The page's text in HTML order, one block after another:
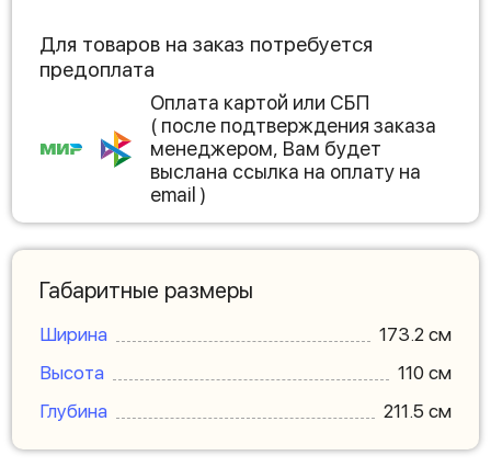
Для товаров на заказ потребуется
предоплата
Оплата картой или СБП
( после подтверждения заказа
менеджером, Вам будет
выслана ссылка на оплату на
email )
Габаритные размеры
Ширина
173.2 см
Высота
110 см
Глубина
211.5 см